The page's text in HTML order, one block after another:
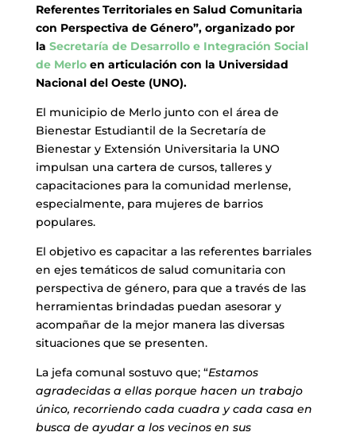
Referentes Territoriales en Salud Comunitaria
con Perspectiva de Género”, organizado por
la Secretaría de Desarrollo e Integración Social
de Merloen articulación con la Universidad
Nacional del Oeste (UNO).
El municipio de Merlo junto con el área de
Bienestar Estudiantil de la Secretaría de
Bienestar y Extensión Universitaria la UNO
impulsan una cartera de cursos, talleres y
capacitaciones para la comunidad merlense,
especialmente, para mujeres de barrios
populares.
El objetivo es capacitar a las referentes barriales
en ejes temáticos de salud comunitaria con
perspectiva de género, para que a través de las
herramientas brindadas puedan asesorar y
acompañar de la mejor manera las diversas
situaciones que se presenten.
La jefa comunal sostuvo que; “Estamos
agradecidas a ellas porque hacen un trabajo
único, recorriendo cada cuadra y cada casa en
busca de ayudar a los vecinos en sus